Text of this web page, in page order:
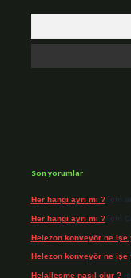
Son yorumlar
Her hangi ayrı mı ?için
Her hangi ayrı mı ?için
Helezon konveyör ne işe
Helezon konveyör ne işe
Helalleşme nasıl olur ?